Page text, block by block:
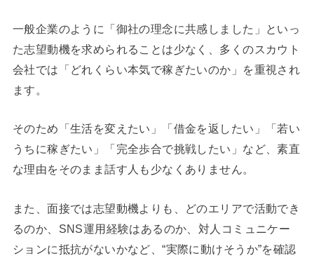
一般企業のように「御社の理念に共感しました」といっ
た志望動機を求められることは少なく、多くのスカウト
会社では「どれくらい本気で稼ぎたいのか」を重視され
ます。
そのため「生活を変えたい」「借金を返したい」「若い
うちに稼ぎたい」「完全歩合で挑戦したい」など、素直
な理由をそのまま話す人も少なくありません。
また、面接では志望動機よりも、どのエリアで活動でき
るのか、SNS運用経験はあるのか、対人コミュニケー
ションに抵抗がないかなど、“実際に動けそうか”を確認